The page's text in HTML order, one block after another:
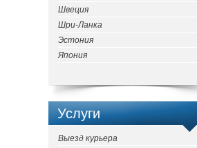
Швеция
Шри-Ланка
Эстония
Япония
Услуги
Выезд курьера